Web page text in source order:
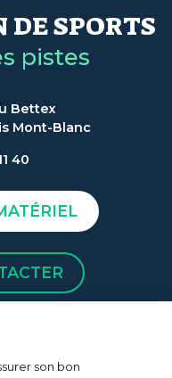
SPORTS
pistes
Bettex
Mont-Blanc
40